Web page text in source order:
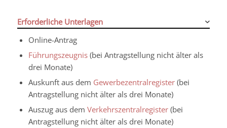
Erforderliche Unterlagen
Online-Antrag
Führungszeugnis(bei Antragstellung nicht älter als
drei Monate)
Auskunft aus dem Gewerbezentralregister(bei
Antragstellung nicht älter als drei Monate)
Auszug aus dem Verkehrszentralregister(bei
Antragstellung nicht älter als drei Monate)